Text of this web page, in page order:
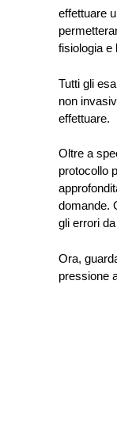
effettuare
fisiologia e
Tutti gli
non
effettuare.
Oltre a
protocollo
domande.
gli errori
Ora,
pressione